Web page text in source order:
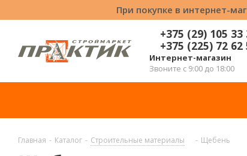
При покупке в интернет-
+375 (29) 105 33
+375 (225) 72 62
Интернет-магазин
Звоните с 9:00 до 18:00
Главная - Каталог - Строительные материалы - Щебень